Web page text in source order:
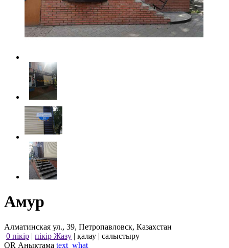
Амур
Алматинская ул., 39, Петропавловск, Казахстан
0 пікір | пікір Жазу | қалау | салыстыру
QR Анықтама text_what